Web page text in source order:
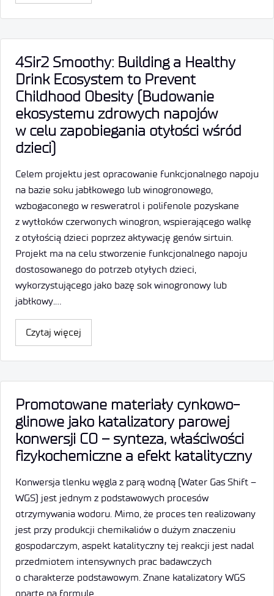
4Sir2 Smoothy: Building a Healthy
Drink Ecosystem to Prevent
Childhood Obesity (Budowanie
ekosystemu zdrowych napojów
w celu zapobiegania otyłości wśród
dzieci)
Celem projektu jest opracowanie funkcjonalnego napoju
na bazie soku jabłkowego lub winogronowego,
wzbogaconego w resweratrol i polifenole pozyskane
z wytłoków czerwonych winogron, wspierającego walkę
z otyłością dzieci poprzez aktywację genów sirtuin.
Projekt ma na celu stworzenie funkcjonalnego napoju
dostosowanego do potrzeb otyłych dzieci,
wykorzystującego jako bazę sok winogronowy lub
jabłkowy.…
Czytaj więcej
Promotowane materiały cynkowo-
glinowe jako katalizatory parowej
konwersji CO – synteza, właściwości
fizykochemiczne a efekt katalityczny
Konwersja tlenku węgla z parą wodną (Water Gas Shift –
WGS) jest jednym z podstawowych procesów
otrzymywania wodoru. Mimo, że proces ten realizowany
jest przy produkcji chemikaliów o dużym znaczeniu
gospodarczym, aspekt katalityczny tej reakcji jest nadal
przedmiotem intensywnych prac badawczych
o charakterze podstawowym. Znane katalizatory WGS
oparte na formule…